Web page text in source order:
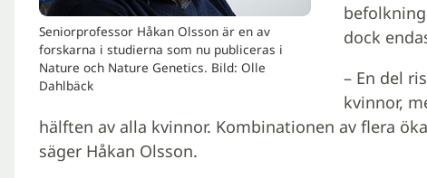
Seniorprofessor Håkan Olsson är en av
forskarna i studierna som nu publiceras i
Nature och Nature Genetics. Bild: Olle
Dahlbäck
dock
– En del
kvinnor,
hälften av alla kvinnor. Kombinationen av flera
säger Håkan Olsson.